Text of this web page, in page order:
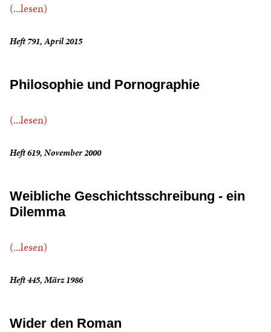
(...lesen)
Heft 791, April 2015
Philosophie und Pornographie
(...lesen)
Heft 619, November 2000
Weibliche Geschichtsschreibung - ein
Dilemma
(...lesen)
Heft 445, März 1986
Wider den Roman